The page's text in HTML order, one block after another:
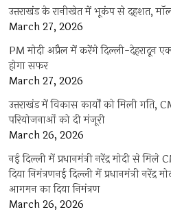
उत्तराखंड के रानीखेत में भूकंप से दहशत,
March 27, 2026
PM मोदी अप्रैल में करेंगे दिल्ली-देहरादून
होगा सफर
March 27, 2026
उत्तराखंड में विकास कार्यों को मिली गति,
परियोजनाओं को दी मंजूरी
March 26, 2026
नई दिल्ली में प्रधानमंत्री नरेंद्र मोदी से
दिया निमंत्रणनई दिल्ली में प्रधानमंत्री नरेंद्र
आगमन का दिया निमंत्रण
March 26, 2026